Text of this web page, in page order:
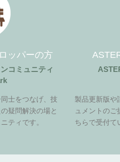
ッパーの方
コミュニティ
士をつなげ、技
疑問解決の場と
ティです。
製品更新版や
ュメントの
ちらで受付て